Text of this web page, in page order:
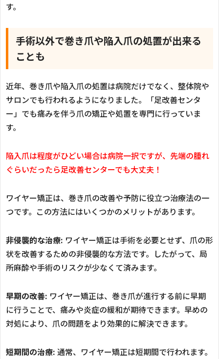
す。
手術以外で巻き爪や陥入爪の処置が出来る
ことも
近年、巻き爪や陥入爪の処置は病院だけでなく、整体院や
サロンでも行われるようになりました。「足改善センタ
ー」でも痛みを伴う爪の矯正や処置を専門に行っていま
す。
陥入爪は程度がひどい場合は病院一択ですが、先端の腫れ
ぐらいだったら足改善センターでも大丈夫！
ワイヤー矯正は、巻き爪の改善や予防に役立つ治療法の一
つです。この方法にはいくつかのメリットがあります。
非侵襲的な治療: ワイヤー矯正は手術を必要とせず、爪の形
状を改善するための非侵襲的な方法です。したがって、局
所麻酔や手術のリスクが少なくて済みます。
早期の改善: ワイヤー矯正は、巻き爪が進行する前に早期
に行うことで、痛みや炎症の緩和が期待できます。早めの
対処により、爪の問題をより効果的に解決できます。
短期間の治療: 通常、ワイヤー矯正は短期間で行われます。